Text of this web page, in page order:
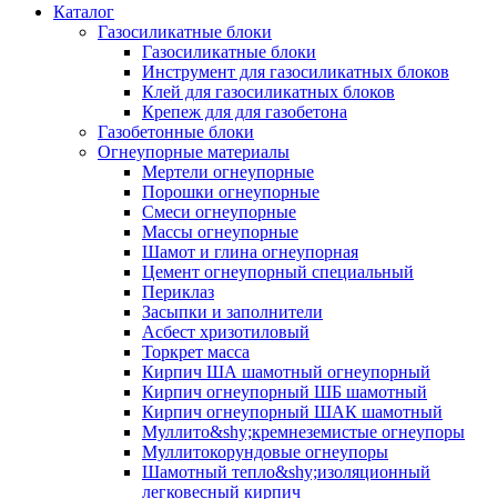
Каталог
Газосиликатные блоки
Газосиликатные блоки
Инструмент для газосиликатных блоков
Клей для газосиликатных блоков
Крепеж для для газобетона
Газобетонные блоки
Огнеупорные материалы
Мертели огнеупорные
Порошки огнеупорные
Смеси огнеупорные
Массы огнеупорные
Шамот и глина огнеупорная
Цемент огнеупорный специальный
Периклаз
Засыпки и заполнители
Асбест хризотиловый
Торкрет масса
Кирпич ША шамотный огнеупорный
Кирпич огнеупорный ШБ шамотный
Кирпич огнеупорный ШАК шамотный
Муллито&shy;­кремнеземистые огнеупоры
Муллито­корундовые огнеупоры
Шамотный тепло&shy;изоляционный
легковесный кирпич